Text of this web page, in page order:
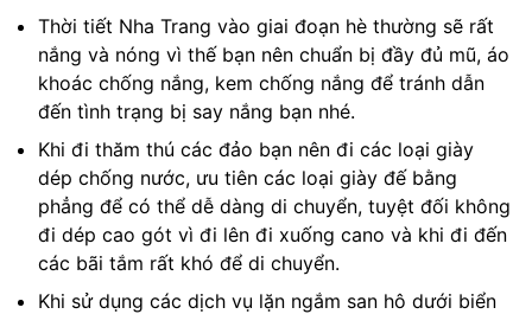
Thời tiết Nha Trang vào giai đoạn hè thường sẽ rất
nắng và nóng vì thế bạn nên chuẩn bị đầy đủ mũ, áo
khoác chống nắng, kem chống nắng để tránh dẫn
đến tình trạng bị say nắng bạn nhé.
Khi đi thăm thú các đảo bạn nên đi các loại giày
dép chống nước, ưu tiên các loại giày đế bằng
phẳng để có thể dễ dàng di chuyển, tuyệt đối không
đi dép cao gót vì đi lên đi xuống cano và khi đi đến
các bãi tắm rất khó để di chuyển.
Khi sử dụng các dịch vụ lặn ngắm san hô dưới biển